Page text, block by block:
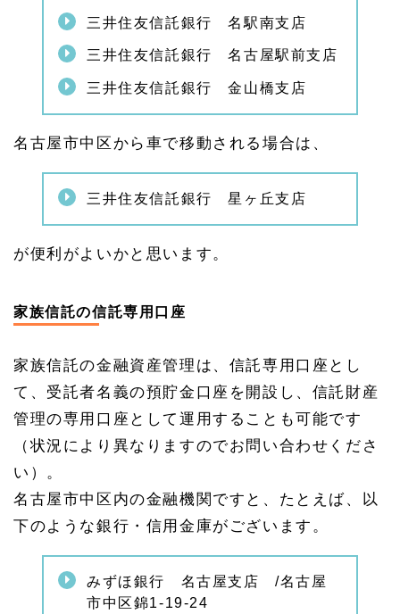
を取
6.
名古
屋市
中区
在地
1.
名古
屋市
から
名古
屋家
託相
談所
への
6.
信託
相談
三井住友信託銀行 名駅南支店
三井住友信託銀行 名古屋駅前支店
三井住友信託銀行 金山橋支店
名古屋市中区から車で移動される場合は、
三井住友信託銀行 星ヶ丘支店
が便利がよいかと思います。
家族信託の信託専用口座
家族信託の金融資産管理は、信託専用口座とし
て、受託者名義の預貯金口座を開設し、信託財産
管理の専用口座として運用することも可能です
（状況により異なりますのでお問い合わせくださ
い）。
名古屋市中区内の金融機関ですと、たとえば、以
下のような銀行・信用金庫がございます。
みずほ銀行 名古屋支店 /名古屋
市中区錦1-19-24